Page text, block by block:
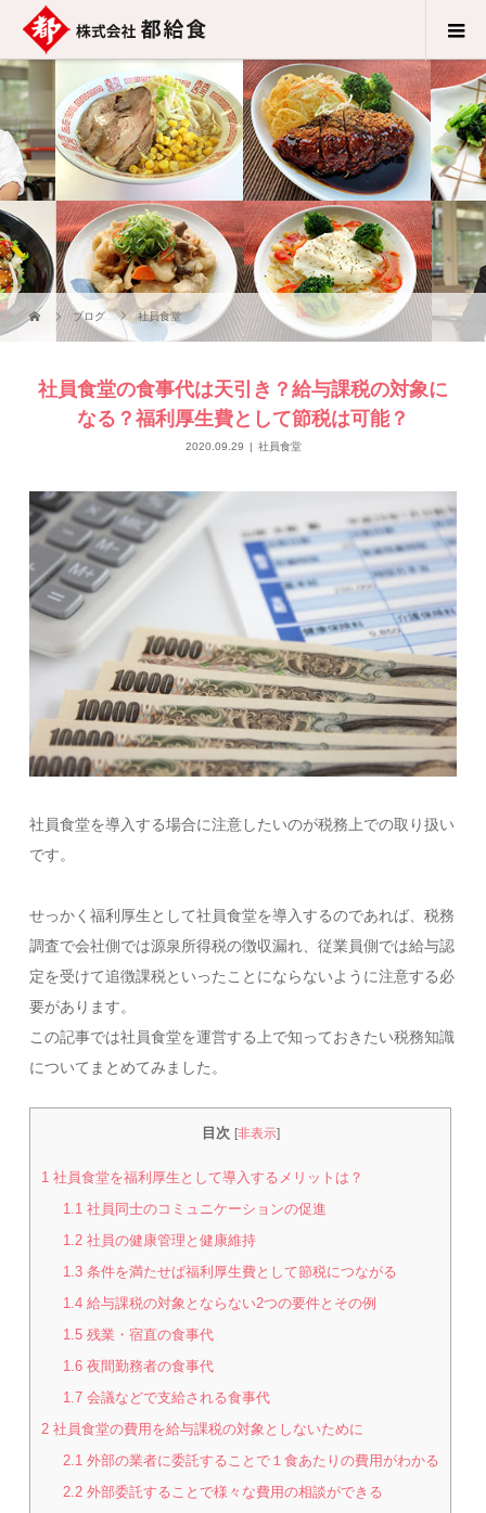
ブログ 社員食堂
社員食堂の食事代は天引き？給与課税の対象に
なる？福利厚生費として節税は可能？
2020.09.29 社員食堂
社員食堂を導入する場合に注意したいのが税務上での取り扱い
です。
せっかく福利厚生として社員食堂を導入するのであれば、税務
調査で会社側では源泉所得税の徴収漏れ、従業員側では給与認
定を受けて追徴課税といったことにならないように注意する必
要があります。
この記事では社員食堂を運営する上で知っておきたい税務知識
についてまとめてみました。
目次 [非表示]
1 社員食堂を福利厚生として導入するメリットは？
1.1 社員同士のコミュニケーションの促進
1.2 社員の健康管理と健康維持
1.3 条件を満たせば福利厚生費として節税につながる
1.4 給与課税の対象とならない2つの要件とその例
1.5 残業・宿直の食事代
1.6 夜間勤務者の食事代
1.7 会議などで支給される食事代
2 社員食堂の費用を給与課税の対象としないために
2.1 外部の業者に委託することで１食あたりの費用がわかる
2.2 外部委託することで様々な費用の相談ができる